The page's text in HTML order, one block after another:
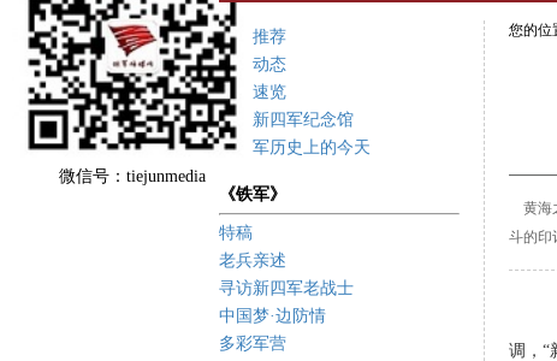
微信号：tiejunmedia
重点推荐
新闻动态
要闻速览
盐城新四军纪念馆
新四军历史上的今天
《铁军》
特稿
老兵亲述
寻访新四军老战士
中国梦·边防情
多彩军营
您的位
黄海
斗的印
调，“